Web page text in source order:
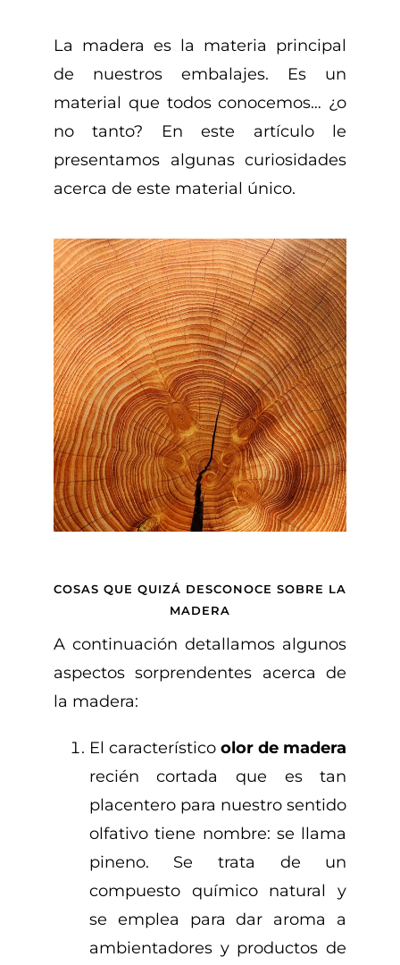
La madera es la materia principal
de nuestros embalajes. Es un
material que todos conocemos… ¿o
no tanto? En este artículo le
presentamos algunas curiosidades
acerca de este material único.
COSAS QUE QUIZÁ DESCONOCE SOBRE LA
MADERA
A continuación detallamos algunos
aspectos sorprendentes acerca de
la madera:
El característico olor de madera
recién cortada que es tan
placentero para nuestro sentido
olfativo tiene nombre: se llama
pineno. Se trata de un
compuesto químico natural y
se emplea para dar aroma a
ambientadores y productos de